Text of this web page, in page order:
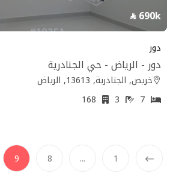
690k
دور
دور - الرياض - حي الجنادرية
خريص, الجنادرية, 13613, الرياض
7
1
...
8
9
(current)